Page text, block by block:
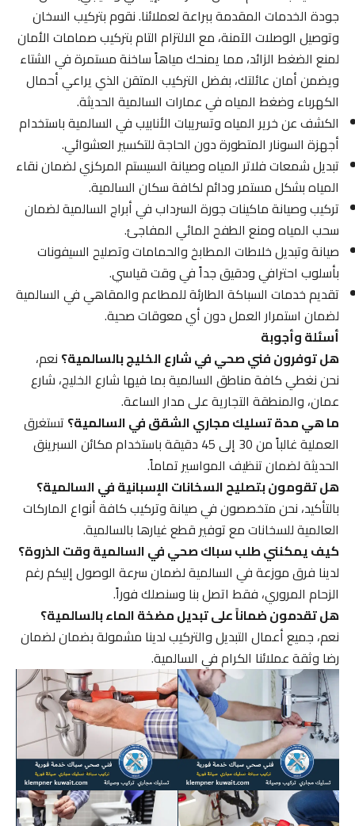
جودة الخدمات المقدمة ببراعة لعملائنا. نقوم بتركيب السخان
وتوصيل الوصلات الآمنة، مع الالتزام التام بتركيب صمامات الأمان
لمنع الضغط الزائد، مما يمنحك مياهاً ساخنة مستمرة في الشتاء
ويضمن أمان عائلتك، بفضل التركيب المتقن الذي يراعي أحمال
الكهرباء وضغط المياه في عمارات السالمية الحديثة.
الكشف عن خرير المياه وتسريبات الأنابيب في السالمية باستخدام
أجهزة السونار المتطورة دون الحاجة للتكسير العشوائي.
تبديل شمعات فلاتر المياه وصيانة السيستم المركزي لضمان نقاء
المياه بشكل مستمر ودائم لكافة سكان السالمية.
تركيب وصيانة ماكينات جورة السرداب في أبراج السالمية لضمان
سحب المياه ومنع الطفح المائي المفاجئ.
صيانة وتبديل خلاطات المطابخ والحمامات وتصليح السيفونات
بأسلوب احترافي ودقيق جداً في وقت قياسي.
تقديم خدمات السباكة الطارئة للمطاعم والمقاهي في السالمية
لضمان استمرار العمل دون أي معوقات صحية.
أسئلة وأجوبة
هل توفرون فني صحي في شارع الخليج بالسالمية؟نعم،
نحن نغطي كافة مناطق السالمية بما فيها شارع الخليج، شارع
عمان، والمنطقة التجارية على مدار الساعة.
ما هي مدة تسليك مجاري الشقق في السالمية؟تستغرق
العملية غالباً من 30 إلى 45 دقيقة باستخدام مكائن السبرينق
الحديثة لضمان تنظيف المواسير تماماً.
هل تقومون بتصليح السخانات الإسبانية في السالمية؟
بالتأكيد، نحن متخصصون في صيانة وتركيب كافة أنواع الماركات
العالمية للسخانات مع توفير قطع غيارها بالسالمية.
كيف يمكنني طلب سباك صحي في السالمية وقت الذروة؟
لدينا فرق موزعة في السالمية لضمان سرعة الوصول إليكم رغم
الزحام المروري، فقط اتصل بنا وسنصلك فوراً.
هل تقدمون ضماناً على تبديل مضخة الماء بالسالمية؟
نعم، جميع أعمال التبديل والتركيب لدينا مشمولة بضمان لضمان
رضا وثقة عملائنا الكرام في السالمية.